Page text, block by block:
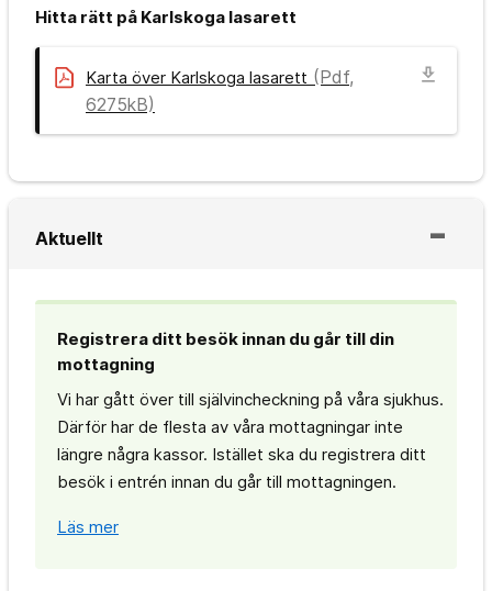
Hitta rätt på Karlskoga lasarett
Karta över Karlskoga lasarett (Pdf,
6275kB)
download
Aktuellt
Registrera ditt besök innan du går till din
mottagning
Vi har gått över till självincheckning på våra sjukhus.
Därför har de flesta av våra mottagningar inte
längre några kassor. Istället ska du registrera ditt
besök i entrén innan du går till mottagningen.
Läs mer